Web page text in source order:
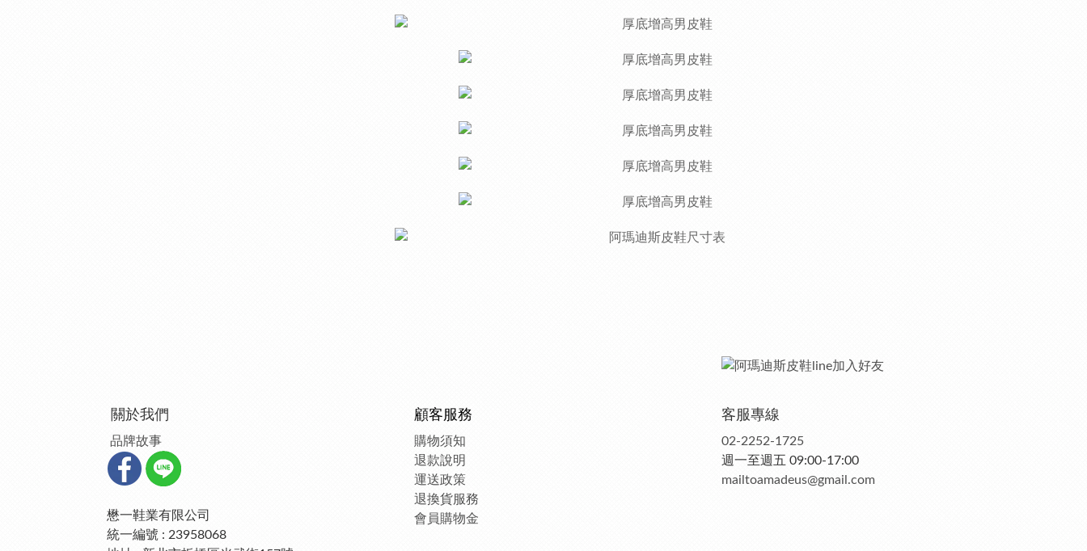
關於我們
品牌故事
懋一鞋業有限公司
統一編號 : 23958068
顧客服務
購物須知
退款說明
運送政策
退換貨服務
會員購物金
客服專線
02-2252-1725
週一至週五 09:00-17:00
mailtoamadeus@gmail.com